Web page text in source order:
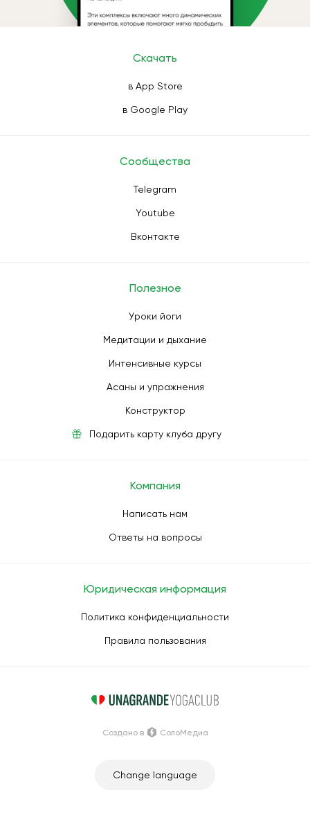
Скачать
в App Store
в Google Play
Сообщества
Telegram
Youtube
Вконтакте
Полезное
Уроки йоги
Медитации и дыхание
Интенсивные курсы
Асаны и упражнения
Конструктор
Подарить карту клуба другу
Компания
Написать нам
Ответы на вопросы
Юридическая информация
Политика конфиденциальности
Правила пользования
Change language
Создано в СолоМедиа